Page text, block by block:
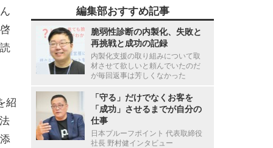
紹
編集部おすすめ記事
脆弱性診断の内製化、失敗と
再挑戦と成功の記録
内製化支援の取り組みについて取
材させて欲しいと頼んでいたのだ
が毎回返事は芳しくなかった
「守る」だけでなくお客を
「成功」させるまでが自分の
仕事
日本プルーフポイント 代表取締役
社長 野村健インタビュー